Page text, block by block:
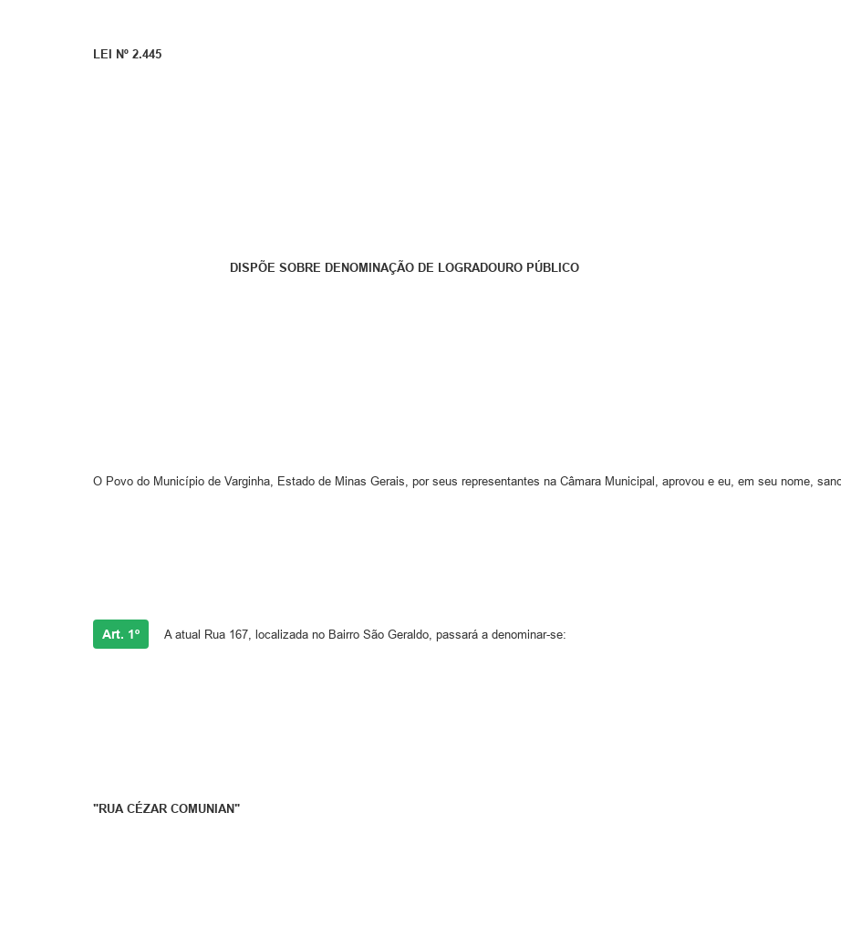
LEI Nº 2.445
DISPÕE SOBRE DENOMINAÇÃO DE LOGRADOURO PÚBLICO
O Povo do Município de Varginha, Estado de Minas Gerais, por seus representantes na Câmara Municipal, aprovou e eu, em seu nome,
Art. 1º A atual Rua 167, localizada no Bairro São Geraldo, passará a denominar-se:
"RUA CÉZAR COMUNIAN"